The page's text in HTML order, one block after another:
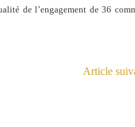
de l’engagement de 36
Article